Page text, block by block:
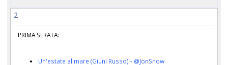
2
PRIMA SERATA:
Un'estate al mare (Giuni Russo) - @JonSnow